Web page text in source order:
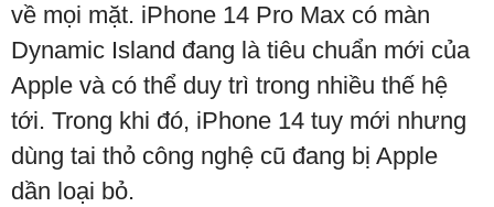
về mọi mặt. iPhone 14 Pro Max có màn
Dynamic Island đang là tiêu chuẩn mới của
Apple và có thể duy trì trong nhiều thế hệ
tới. Trong khi đó, iPhone 14 tuy mới nhưng
dùng tai thỏ công nghệ cũ đang bị Apple
dần loại bỏ.